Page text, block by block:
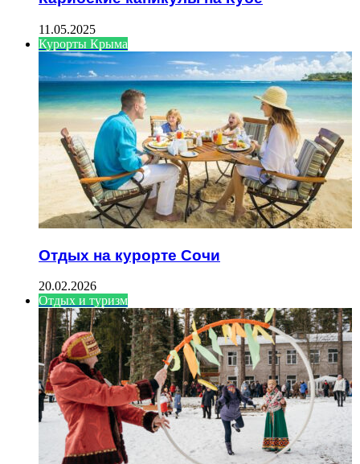
11.05.2025
Курорты Крыма
Отдых на курорте Сочи
20.02.2026
Отдых и туризм